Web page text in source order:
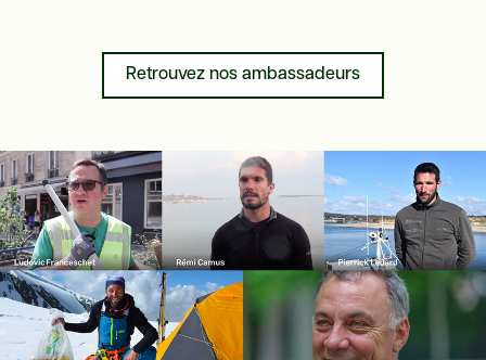
Retrouvez nos ambassadeurs